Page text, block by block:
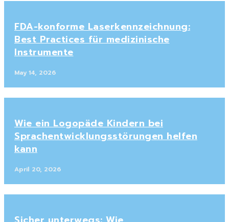
FDA-konforme Laserkennzeichnung:
Best Practices für medizinische
Instrumente
May 14, 2026
Wie ein Logopäde Kindern bei
Sprachentwicklungsstörungen helfen
kann
April 20, 2026